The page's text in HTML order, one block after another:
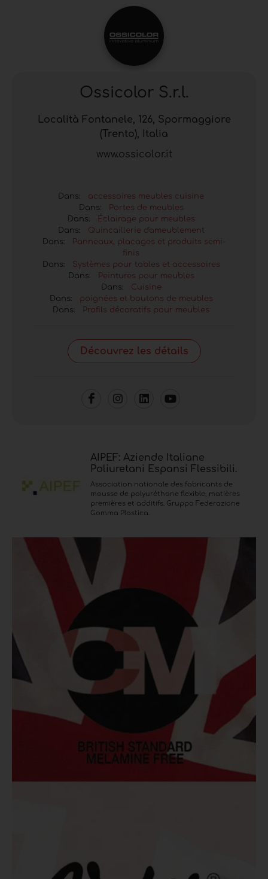
Ossicolor S.r.l.
Località Fontanele, 126, Spormaggiore
(Trento), Italia
www.ossicolor.it
Dans: accessoires meubles cuisine
Dans:
Portes de meubles
Dans:
Éclairage pour meubles
Dans:
Quincaillerie d'ameublement
Dans:
Panneaux, placages et produits semi-
finis
Dans:
Systèmes pour tables et accessoires
Dans:
Peintures pour meubles
Dans:
Cuisine
Dans:
poignées et boutons de meubles
Dans:
Profils décoratifs pour meubles
Découvrez les détails
AIPEF: Aziende Italiane
Poliuretani Espansi Flessibili.
Association nationale des fabricants de
mousse de polyuréthane flexible, matières
premières et additifs. Gruppo Federazione
Gomma Plastica.